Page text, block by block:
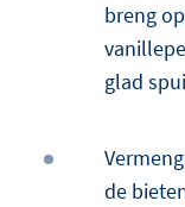
breng
glad
de